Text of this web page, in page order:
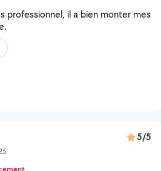
professionnel, il a bien monter mes
5/5